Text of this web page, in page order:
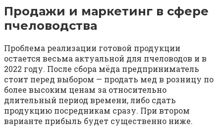
Продажи и маркетинг в сфере
пчеловодства
Проблема реализации готовой продукции
остается весьма актуальной для пчеловодов и в
2022 году. После сбора мёда предприниматель
стоит перед выбором — продать мед в розницу по
более высоким ценам за относительно
длительный период времени, либо сдать
продукцию посредникам сразу. При втором
варианте прибыль будет существенно ниже.